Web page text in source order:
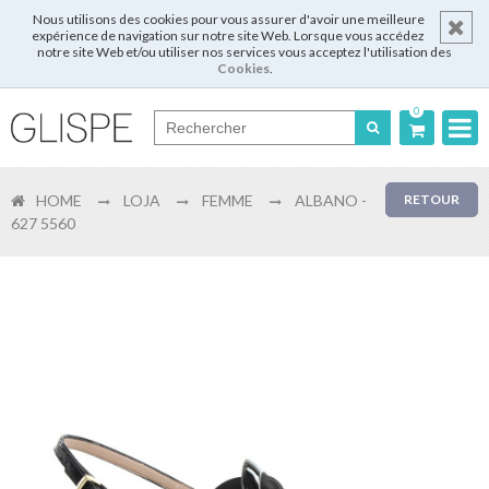
Nous utilisons des cookies pour vous assurer d'avoir une meilleure
expérience de navigation sur notre site Web. Lorsque vous accédez
notre site Web et/ou utiliser nos services vous acceptez l'utilisation des
Cookies.
0
English
Enregistrer
RETOUR
HOME LOJA FEMME
ALBANO -
627 5560